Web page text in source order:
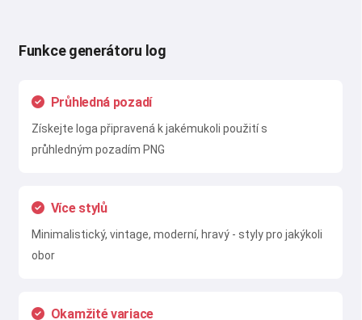
Funkce generátoru log
Průhledná pozadí
Získejte loga připravená k jakémukoli použití s
průhledným pozadím PNG
Více stylů
Minimalistický, vintage, moderní, hravý - styly pro jakýkoli
obor
Okamžité variace